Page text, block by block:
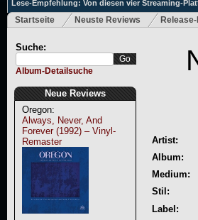
Lese-Empfehlung: Von diesen vier Streaming-
Startseite Neuste Reviews
Suche:
Album-Detailsuche
Neue Reviews
Oregon:
Always, Never, And
Forever (1992) – Vinyl-
Remaster
Artist:
Album:
Medium:
Stil:
Label: